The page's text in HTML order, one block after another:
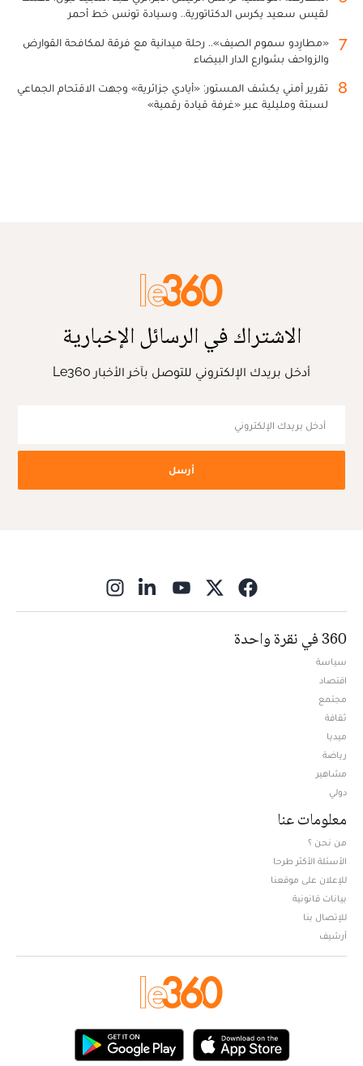
لقيس سعيد يكرس الدكتاتورية.. وسيادة تونس خط أحمر
7
«مطارِدو سموم الصيف».. رحلة ميدانية مع فرقة لمكافحة القوارض
والزواحف بشوارع الدار البيضاء
8
تقرير أمني يكشف المستور: «أيادي جزائرية» وجهت الاقتحام الجماعي
لسبتة ومليلية عبر «غرفة قيادة رقمية»
الاشتراك في الرسائل الإخبارية
أدخل بريدك الإلكتروني للتوصل بآخر الأخبار Le360
أرسل
360 في نقرة واحدة
سياسة
اقتصاد
مجتمع
ثقافة
ميديا
رياضة
مشاهير
دولي
معلومات عنا
من نحن ؟
الأسئلة الأكثر طرحا
للإعلان على موقعنا
بيانات قانونية
للإتصال بنا
أرشيف